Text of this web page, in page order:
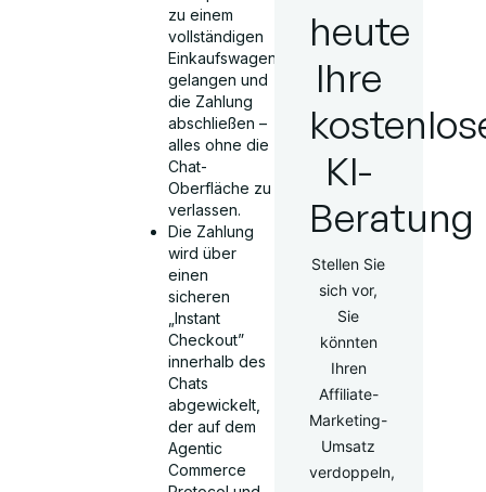
zu einem
vollständigen
Einkaufswagen
gelangen und
die Zahlung
abschließen –
alles ohne die
Chat-
Oberfläche zu
verlassen.
Die Zahlung
wird über
einen
sicheren
„Instant
Checkout”
innerhalb des
Chats
abgewickelt,
der auf dem
Agentic
Commerce
heute
Ihre
KI-
Beratung
Stellen Sie
sich vor,
Sie
könnten
Ihren
Affiliate-
Marketing-
Umsatz
verdoppeln,